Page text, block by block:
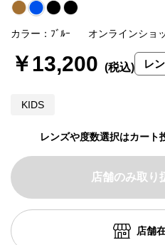
KIDS
カラー：ﾌﾞﾙｰ オンラインショ
レンズや度数選択はカート
￥13,200 レ
店舗のみ取り
店舗